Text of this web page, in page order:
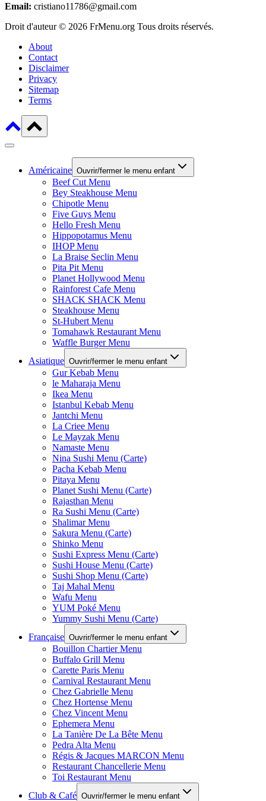
Email: cristiano11786@gmail.com
Droit d'auteur © 2026 FrMenu.org Tous droits réservés.
About
Contact
Disclaimer
Privacy
Sitemap
Terms
Américaine Ouvrir/fermer le menu enfant
Beef Cut Menu
Bey Steakhouse Menu
Chipotle Menu
Five Guys Menu
Hello Fresh Menu
Hippopotamus Menu
IHOP Menu
La Braise Seclin Menu
Pita Pit Menu
Planet Hollywood Menu
Rainforest Cafe Menu
SHACK SHACK Menu
Steakhouse Menu
St-Hubert Menu
Tomahawk Restaurant Menu
Waffle Burger Menu
Asiatique Ouvrir/fermer le menu enfant
Gur Kebab Menu
le Maharaja Menu
Ikea Menu
Istanbul Kebab Menu
Jantchi Menu
La Criee Menu
Le Mayzak Menu
Namaste Menu
Nina Sushi Menu (Carte)
Pacha Kebab Menu
Pitaya Menu
Planet Sushi Menu (Carte)
Rajasthan Menu
Ra Sushi Menu (Carte)
Shalimar Menu
Sakura Menu (Carte)
Shinko Menu
Sushi Express Menu (Carte)
Sushi House Menu (Carte)
Sushi Shop Menu (Carte)
Taj Mahal Menu
Wafu Menu
YUM Poké Menu
Yummy Sushi Menu (Carte)
Française Ouvrir/fermer le menu enfant
Bouillon Chartier Menu
Buffalo Grill Menu
Carette Paris Menu
Carnival Restaurant Menu
Chez Gabrielle Menu
Chez Hortense Menu
Chez Vincent Menu
Ephemera Menu
La Tanière De La Bête Menu
Pedra Alta Menu
Régis & Jacques MARCON Menu
Restaurant Chancellerie Menu
Toi Restaurant Menu
Club & Café Ouvrir/fermer le menu enfant